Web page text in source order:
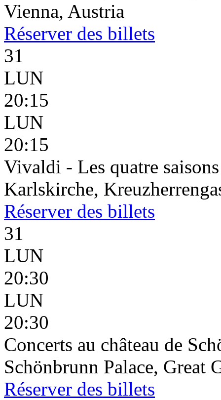
Vienna, Austria
Réserver des billets
31
LUN
20:15
LUN
20:15
Vivaldi - Les quatre saisons
Karlskirche,
Réserver des billets
31
LUN
20:30
LUN
20:30
Concerts au château de
Schönbrunn Palace, Great
Réserver des billets